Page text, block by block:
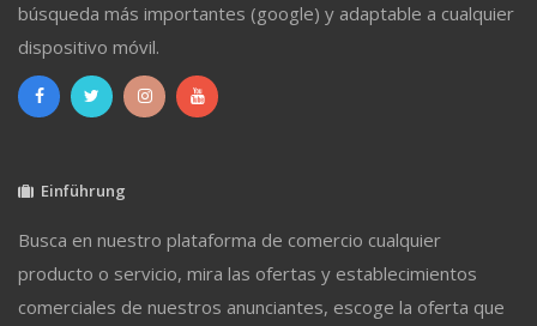
búsqueda más importantes (google) y adaptable a cualquier
dispositivo móvil.
Einführung
Busca en nuestro plataforma de comercio cualquier
producto o servicio, mira las ofertas y establecimientos
comerciales de nuestros anunciantes, escoge la oferta que